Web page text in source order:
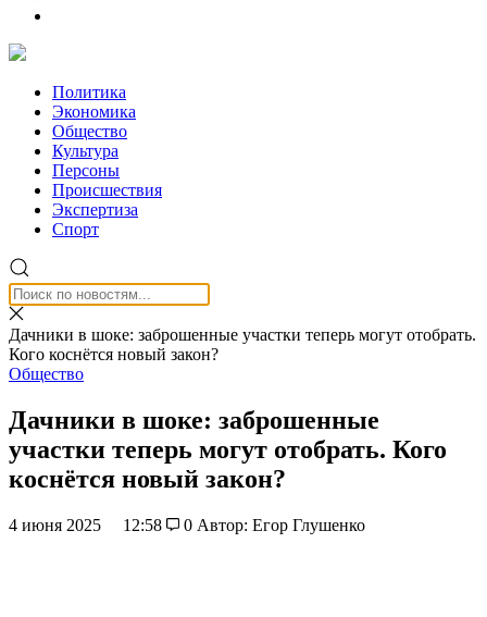
Политика
Экономика
Общество
Культура
Персоны
Происшествия
Экспертиза
Спорт
Дачники в шоке: заброшенные участки теперь могут отобрать.
Кого коснётся новый закон?
Общество
Дачники в шоке: заброшенные
участки теперь могут отобрать. Кого
коснётся новый закон?
4 июня 2025 12:58 0 Автор: Егор Глушенко